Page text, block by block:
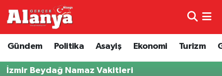
Gündem Politika Asayiş Ekonomi Turizm
İzmir Beydağ Namaz Vakitleri
Genel
Trafik Durumu